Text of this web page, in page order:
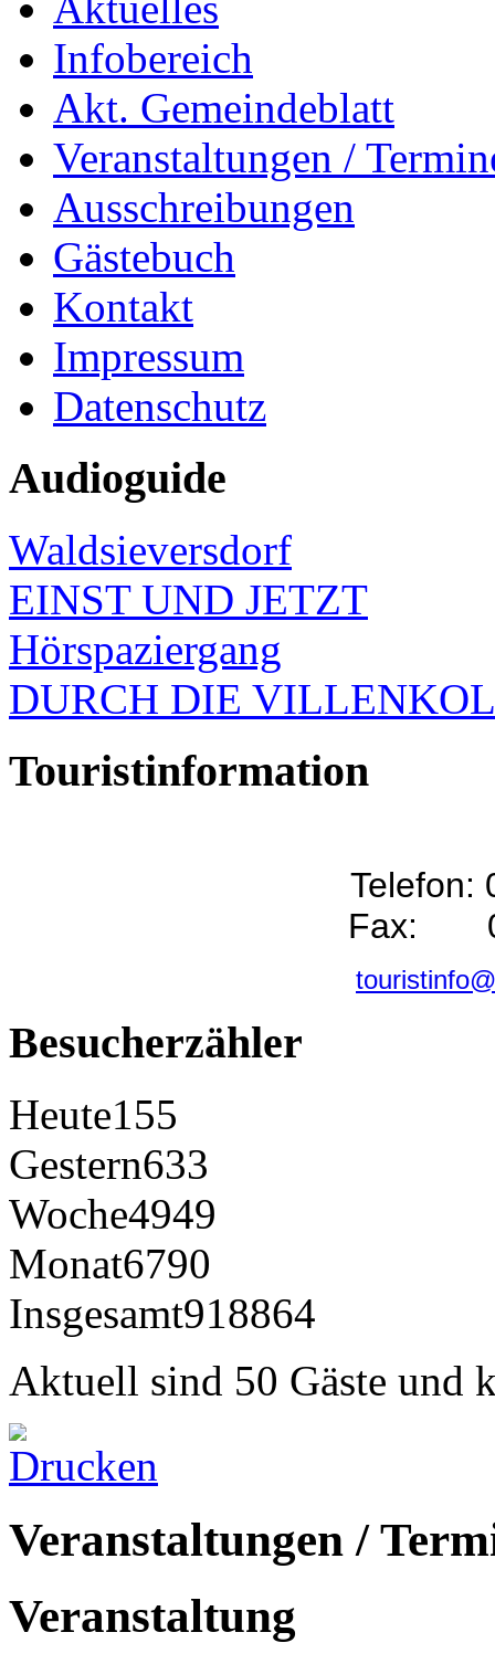
Infobereich
Akt. Gemeindeblatt
Veranstaltungen /
Ausschreibungen
Gästebuch
Kontakt
Impressum
Datenschutz
Audioguide
Waldsieversdorf
EINST UND JETZT
Hörspaziergang
DURCH DIE
Touristinformation
Telefon:
Fax:
Besucherzähler
Heute155
Gestern633
Woche4949
Monat6790
Insgesamt918864
Aktuell sind 50 Gäste und
Veranstaltungen /
Veranstaltung